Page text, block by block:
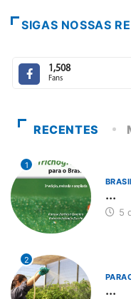
SIGAS NOSSAS
1,508
Fans
RECENTES
1
...
5
2
...